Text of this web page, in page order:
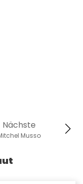
Nächste
Musso